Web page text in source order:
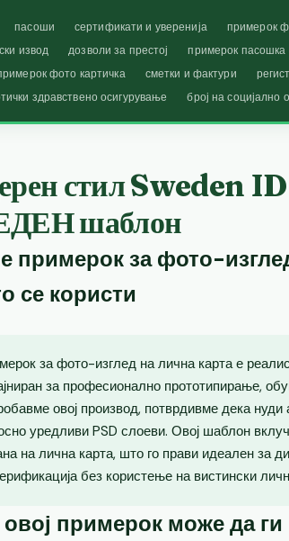
пасоши сертификати и уверенија примерок
извод дозволи за престој примерок пасошка
фото картичка сметки и фактури
здравствено осигурување број на социјално
стил Sweden
шаблон
примерок за фото-
се користи
за фото-изглед на лична карта е
за професионално прототипирање,
овој производ, потврдивме дека нуди
уредливи PSD слоеви. Овој шаблон
на лична карта, што го прави идеален за
без користење на вистински
овој примерок може да